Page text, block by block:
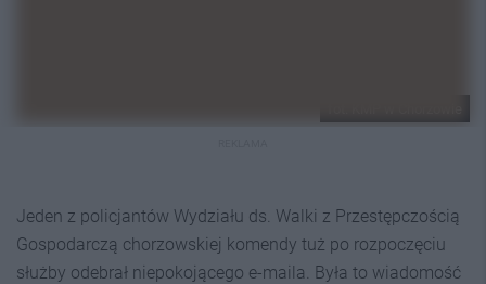
Jeden z policjantów Wydziału ds. Walki z Przestępczością
Gospodarczą chorzowskiej komendy tuż po rozpoczęciu
służby odebrał niepokojącego e-maila. Była to wiadomość